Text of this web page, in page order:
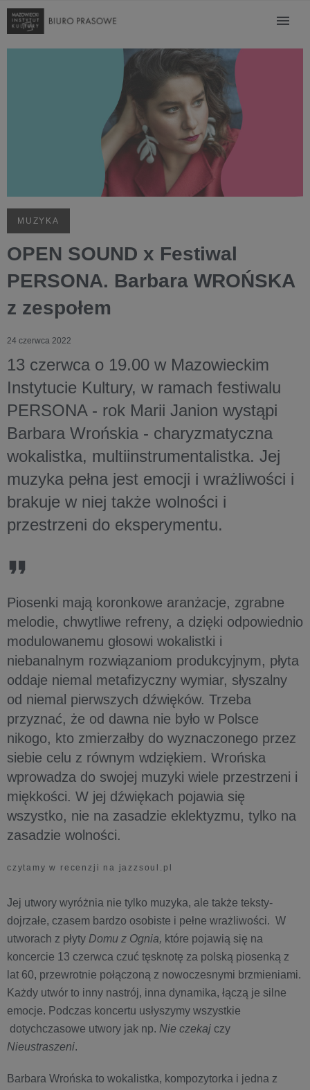
MUZYKA
OPEN SOUND x Festiwal
PERSONA. Barbara WROŃSKA
z zespołem
24 czerwca 2022
13 czerwca o 19.00 w Mazowieckim
Instytucie Kultury, w ramach festiwalu
PERSONA - rok Marii Janion wystąpi
Barbara Wrońskia - charyzmatyczna
wokalistka, multiinstrumentalistka. Jej
muzyka pełna jest emocji i wrażliwości i
brakuje w niej także wolności i
przestrzeni do eksperymentu.
Piosenki mają koronkowe aranżacje, zgrabne
melodie, chwytliwe refreny, a dzięki odpowiednio
modulowanemu głosowi wokalistki i
niebanalnym rozwiązaniom produkcyjnym, płyta
oddaje niemal metafizyczny wymiar, słyszalny
od niemal pierwszych dźwięków. Trzeba
przyznać, że od dawna nie było w Polsce
nikogo, kto zmierzałby do wyznaczonego przez
siebie celu z równym wdziękiem. Wrońska
wprowadza do swojej muzyki wiele przestrzeni i
miękkości. W jej dźwiękach pojawia się
wszystko, nie na zasadzie eklektyzmu, tylko na
zasadzie wolności.
czytamy w recenzji na jazzsoul.pl
Jej utwory wyróżnia nie tylko muzyka, ale także teksty-
dojrzałe, czasem bardzo osobiste i pełne wrażliwości. W
utworach z płyty Domu z Ognia, które pojawią się na
koncercie 13 czerwca czuć tęsknotę za polską piosenką z
lat 60, przewrotnie połączoną z nowoczesnymi brzmieniami.
Każdy utwór to inny nastrój, inna dynamika, łączą je silne
emocje. Podczas koncertu usłyszymy wszystkie
dotychczasowe utwory jak np. Nie czekaj czy
Nieustraszeni.
Barbara Wrońska to wokalistka, kompozytorka i jedna z